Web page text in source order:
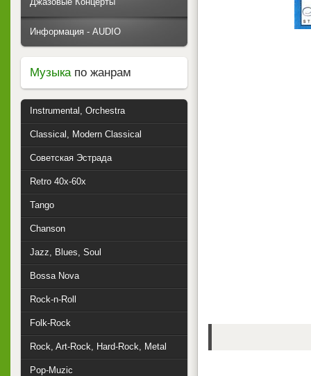
Информация - AUDIO
Музыкапо жанрам
Instrumental, Orchestra
Classical, Modern Classical
Советская Эстрада
Retro 40x-60x
Tango
Chanson
Jazz, Blues, Soul
Bossa Nova
Rock-n-Roll
Folk-Rock
Rock, Art-Rock, Hard-Rock, Metal
Pop-Muzic